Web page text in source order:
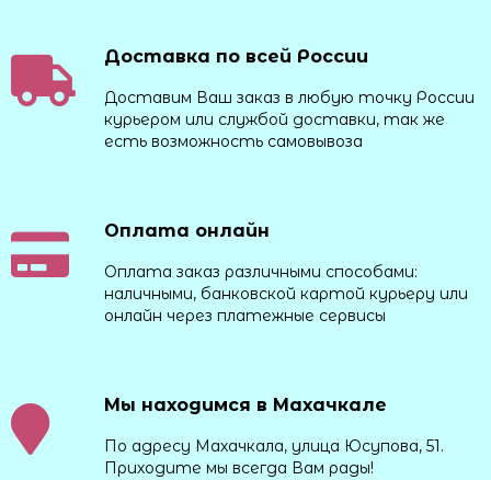
Доставка по всей России
Доставим Ваш заказ в любую точку России
курьером или службой доставки, так же
есть возможность самовывоза
Оплата онлайн
Оплата заказ различными способами:
наличными, банковской картой курьеру или
онлайн через платежные сервисы
Мы находимся в Махачкале
По адресу Махачкала, улица Юсупова, 51.
Приходите мы всегда Вам рады!